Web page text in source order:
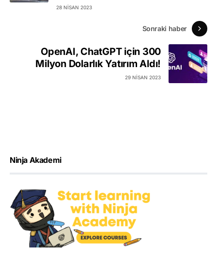
28 NISAN 2023
Sonraki haber
OpenAI, ChatGPT için 300
Milyon Dolarlık Yatırım Aldı!
29 NISAN 2023
Ninja Akademi